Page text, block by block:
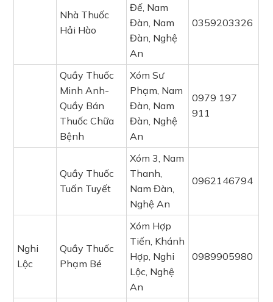
Nhà Thuốc
Hải Hào
Đế, Nam
Đàn, Nam
Đàn, Nghệ
An
0359203326
Quầy Thuốc
Minh Anh-
Quầy Bán
Thuốc Chữa
Bệnh
Xóm Sư
Phạm, Nam
Đàn, Nam
Đàn, Nghệ
An
0979 197
911
Quầy Thuốc
Tuấn Tuyết
Xóm 3, Nam
Thanh,
Nam Đàn,
Nghệ An
0962146794
Nghi
Lộc
Quầy Thuốc
Phạm Bé
Xóm Hợp
Tiến, Khánh
Hợp, Nghi
Lộc, Nghệ
An
0989905980